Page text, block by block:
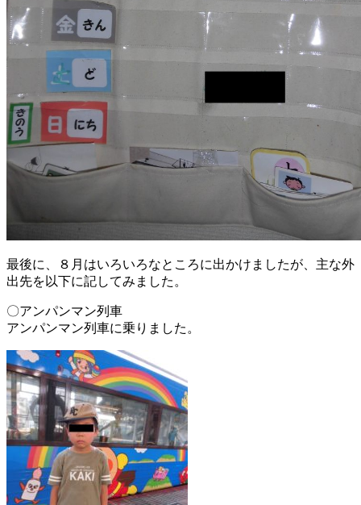
最後に、８月はいろいろなところに出かけましたが、主な外
出先を以下に記してみました。
〇アンパンマン列車
アンパンマン列車に乗りました。